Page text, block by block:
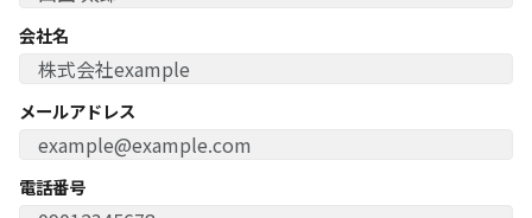
会社名
メールアドレス
電話番号